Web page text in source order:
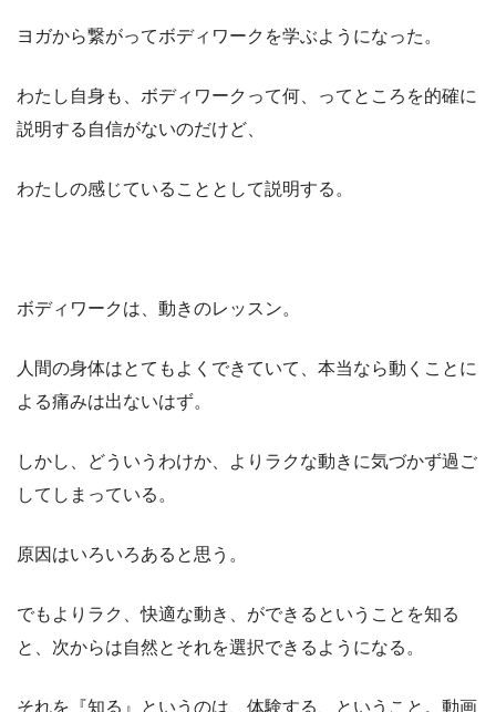
ヨガから繋がってボディワークを学ぶようになった。
わたし自身も、ボディワークって何、ってところを的確に
説明する自信がないのだけど、
わたしの感じていることとして説明する。
ボディワークは、動きのレッスン。
人間の身体はとてもよくできていて、本当なら動くことに
よる痛みは出ないはず。
しかし、どういうわけか、よりラクな動きに気づかず過ご
してしまっている。
原因はいろいろあると思う。
でもよりラク、快適な動き、ができるということを知る
と、次からは自然とそれを選択できるようになる。
それを『知る』というのは、体験する、ということ。動画